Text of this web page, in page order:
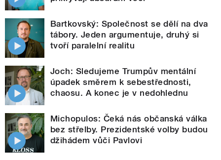
Bartkovský: Společnost se dělí na dva
tábory. Jeden argumentuje, druhý si
tvoří paralelní realitu
Joch: Sledujeme Trumpův mentální
úpadek směrem k sebestřednosti,
chaosu. A konec je v nedohlednu
Michopulos: Čeká nás občanská válka
bez střelby. Prezidentské volby budou
džihádem vůči Pavlovi